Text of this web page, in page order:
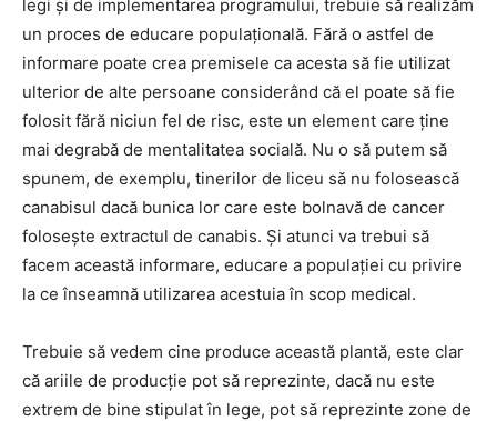
legi şi de implementarea programului, trebuie să realizăm
un proces de educare populaţională. Fără o astfel de
informare poate crea premisele ca acesta să fie utilizat
ulterior de alte persoane considerând că el poate să fie
folosit fără niciun fel de risc, este un element care ţine
mai degrabă de mentalitatea socială. Nu o să putem să
spunem, de exemplu, tinerilor de liceu să nu folosească
canabisul dacă bunica lor care este bolnavă de cancer
foloseşte extractul de canabis. Şi atunci va trebui să
facem această informare, educare a populaţiei cu privire
la ce înseamnă utilizarea acestuia în scop medical.
Trebuie să vedem cine produce această plantă, este clar
că ariile de producţie pot să reprezinte, dacă nu este
extrem de bine stipulat în lege, pot să reprezinte zone de